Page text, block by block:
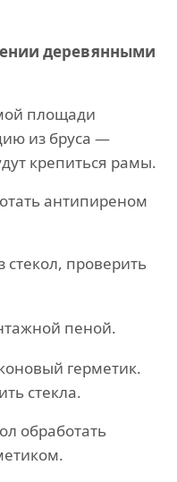
деревянными
площади
из бруса —
крепиться рамы.
антипиреном
проверить
пеной.
герметик.
стекла.
обработать